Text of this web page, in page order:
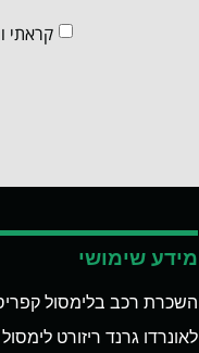
קראתי
מידע שימושי
השכרת רכב בלימסול
לאונרדו גרנד ריזורט